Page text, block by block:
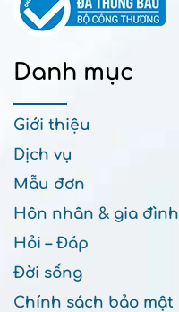
Danh mục
Giới thiệu
Dịch vụ
Mẫu đơn
Hôn nhân & gia đình
Hỏi – Đáp
Đời sống
Chính sách bảo mật